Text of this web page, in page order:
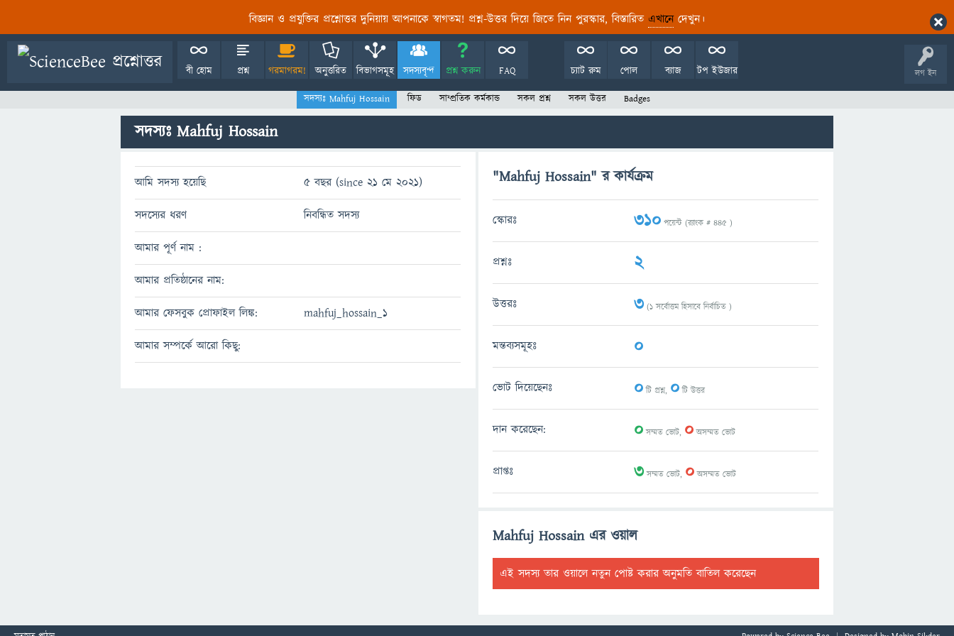
বিজ্ঞান ও প্রযুক্তির প্রশ্নোত্তর দুনিয়ায় আপনাকে স্বাগতম! প্রশ্ন-উত্তর দিয়ে জিতে নিন পুরস্কার, বিস্তারিত এখানেদেখুন।
লগ ইন
বী হোম প্রশ্ন গরমাগরম! অনুত্তরিত বিভাগসমূহ সদস্যবৃন্দ প্রশ্ন করুন FAQ টপ ইউজার
ব্যাজ
পোল
চ্যাট রুম
সদস্যঃ Mahfuj Hossain ফিড সাম্প্রতিক কর্মকান্ড সকল প্রশ্ন সকল উত্তর Badges
সদস্যঃ Mahfuj Hossain
আমি সদস্য হয়েছি 5 বছর (since 21 মে 2021)
সদস্যের ধরণ নিবন্ধিত সদস্য
আমার পূর্ণ নাম :
আমার প্রতিষ্ঠানের নাম:
আমার ফেসবুক প্রোফাইল লিঙ্ক: mahfuj_hossain_1
আমার সম্পর্কে আরো কিছু:
"Mahfuj Hossain" র কার্যক্রম
স্কোরঃ 310 পয়েন্ট (র‌্যাংক #445 )
প্রশ্নঃ 2
উত্তরঃ 3 (1সর্বোত্তম হিসাবে নির্বাচিত )
মন্তব্যসমূহঃ 0
ভোট দিয়েছেনঃ 0টি প্রশ্ন, 0টি উত্তর
দান করেছেন: 0সম্মত ভোট, 0অসম্মত ভোট
প্রাপ্তঃ 3সম্মত ভোট, 0অসম্মত ভোট
Mahfuj Hossain এর ওয়াল
এই সদস্য তার ওয়ালে নতুন পোষ্ট করার অনুমতি বাতিল করেছেন